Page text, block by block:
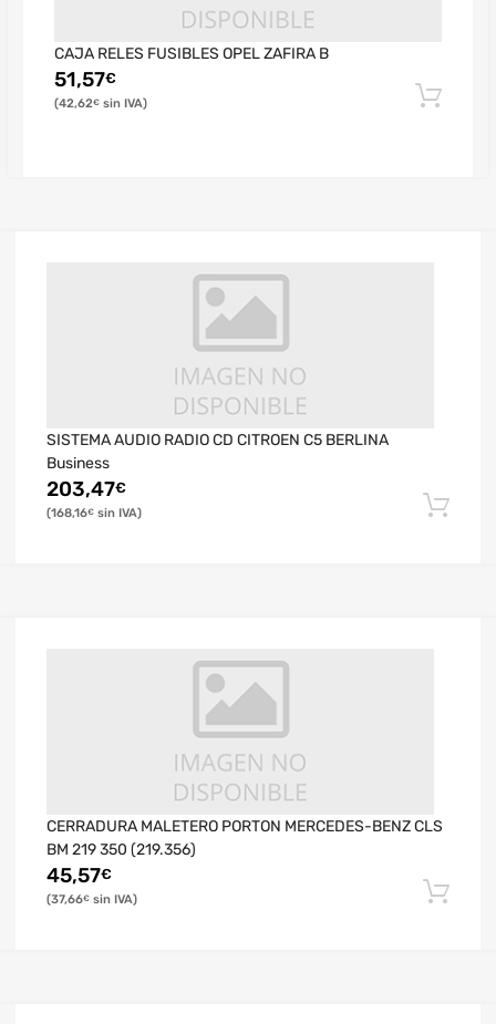
CAJA RELES FUSIBLES OPEL ZAFIRA B
51,57€
42,62€
SISTEMA AUDIO RADIO CD CITROEN C5 BERLINA
Business
203,47€
168,16€
CERRADURA MALETERO PORTON MERCEDES-BENZ CLS
BM 219 350 (219.356)
45,57€
37,66€